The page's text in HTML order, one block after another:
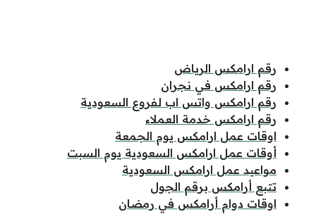
رقم ارامكس الرياض
رقم ارامكس في نجران
رقم ارامكس واتس اب لفروع السعودية
رقم ارامكس خدمة العملاء
اوقات عمل ارامكس يوم الجمعة
أوقات عمل ارامكس السعودية يوم السبت
مواعيد عمل ارامكس السعودية
تتبع أرامكس برقم الجول
اوقات دوام أرامكس في رمضان